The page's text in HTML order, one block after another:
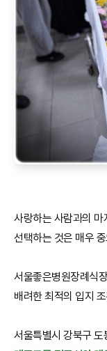
사랑하는 사람과의
선택하는 것은 매우
서울좋은병원장례식
배려한 최적의 입지
서울특별시 강북구 도